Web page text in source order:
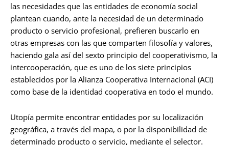
las necesidades que las entidades de economía social
plantean cuando, ante la necesidad de un determinado
producto o servicio profesional, prefieren buscarlo en
otras empresas con las que comparten filosofía y valores,
haciendo gala así del sexto principio del cooperativismo, la
intercooperación, que es uno de los siete principios
establecidos por la Alianza Cooperativa Internacional (ACI)
como base de la identidad cooperativa en todo el mundo.
Utopía permite encontrar entidades por su localización
geográfica, a través del mapa, o por la disponibilidad de
determinado producto o servicio, mediante el selector.